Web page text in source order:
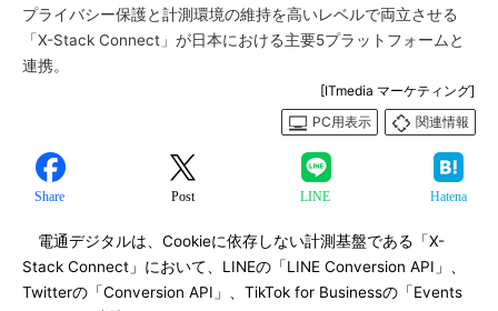
プライバシー保護と計測環境の維持を高いレベルで両立させる
「X-Stack Connect」が日本における主要5プラットフォームと
連携。
[ITmedia マーケティング]
PC用表示
関連情報
Share Post LINE Hatena
電通デジタルは、Cookieに依存しない計測基盤である「X-
Stack Connect」において、LINEの「LINE Conversion API」、
Twitterの「Conversion API」、TikTok for Businessの「Events